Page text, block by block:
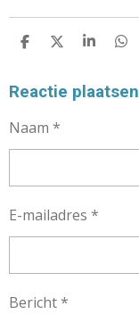
D
E
D
L
S
R
D
E
Reactie plaatsen
Naam *
E-mailadres *
Bericht *